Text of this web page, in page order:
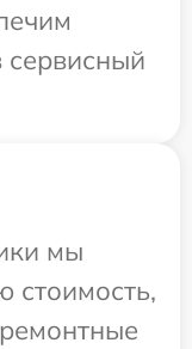
сервисный
мы
стоимость,